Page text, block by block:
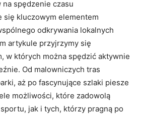
spędzenie ⁣czasu
się ⁢kluczowym elementem
odkrywania lokalnych
artykule przyjrzymy się
⁢w których​ można spędzić aktywnie
Od ‌malowniczych tras‍
aż⁤ po fascynujące ⁤szlaki ⁣piesze
możliwości, które zadowolą
jak i tych, którzy pragną po